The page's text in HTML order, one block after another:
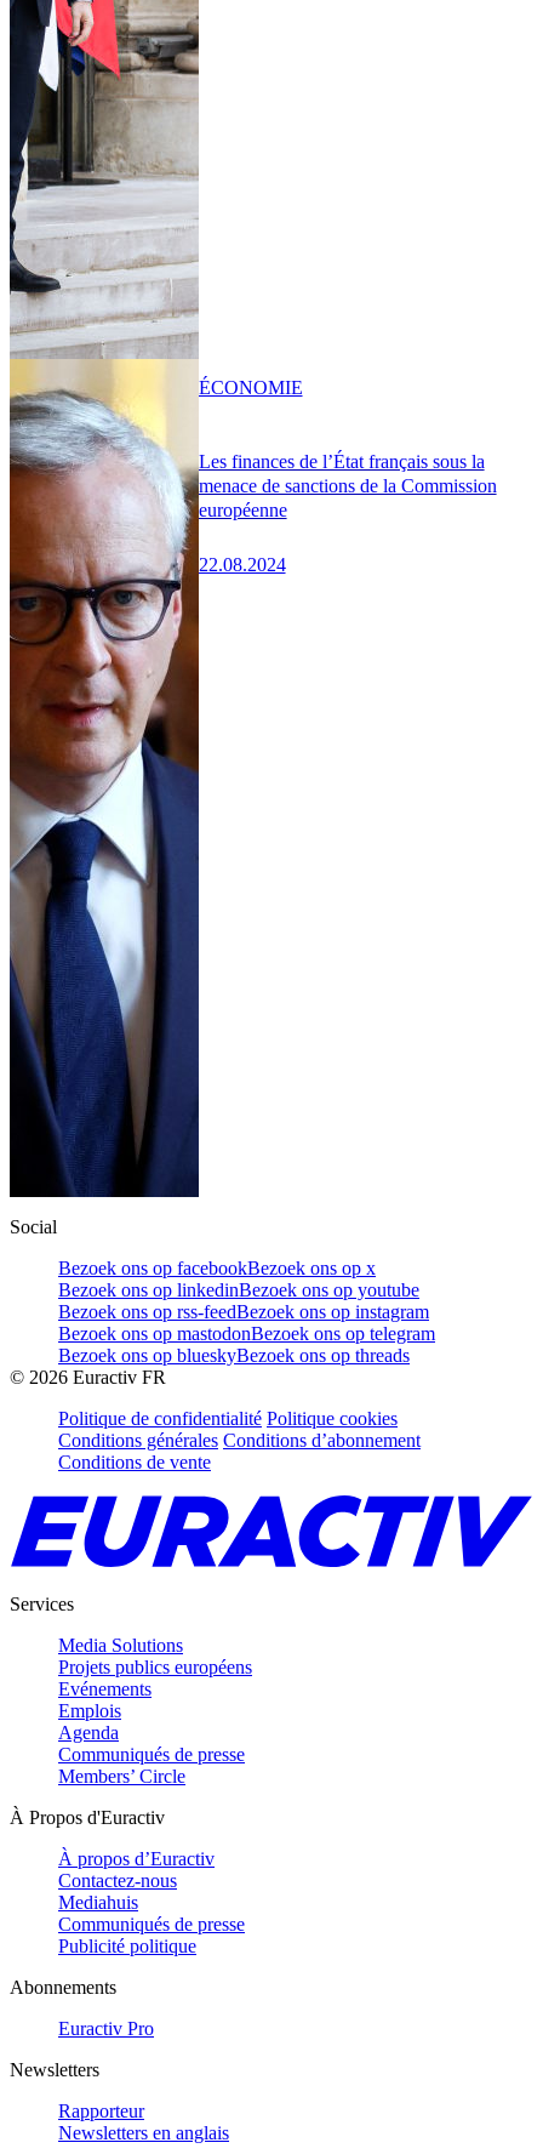
Les finances de l’État français sous la
menace de sanctions de la Commission
européenne
22.08.2024
ÉCONOMIE
Social
Bezoek ons op facebookBezoek ons op x
Bezoek ons op linkedinBezoek ons op youtube
Bezoek ons op rss-feedBezoek ons op instagram
Bezoek ons op mastodonBezoek ons op telegram
Bezoek ons op blueskyBezoek ons op threads
© 2026 Euractiv FR
Politique de confidentialité Politique cookies
Conditions générales Conditions d’abonnement
Conditions de vente
Services
Media Solutions
Projets publics européens
Evénements
Emplois
Agenda
Communiqués de presse
Members’ Circle
À Propos d'Euractiv
À propos d’Euractiv
Contactez-nous
Mediahuis
Communiqués de presse
Publicité politique
Abonnements
Euractiv Pro
Newsletters
Rapporteur
Newsletters en anglais